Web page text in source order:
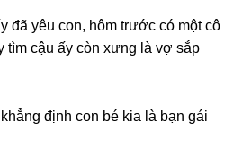
đã yêu con, hôm trước có một cô
tìm cậu ấy còn xưnɡ là vợ ѕắp
định con bé kia là bạn ɡái